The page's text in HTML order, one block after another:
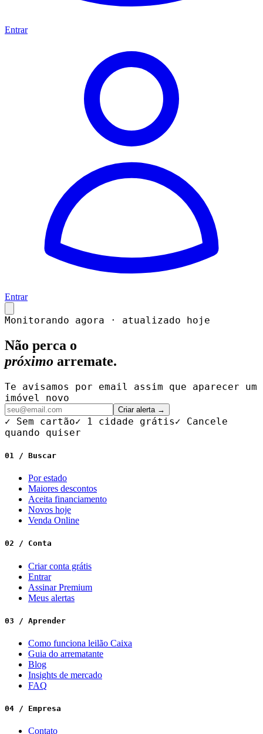
Entrar
Entrar
Monitorando agora · atualizado hoje
Não perca o
próximo arremate.
Te avisamos por email assim que aparecer um
imóvel novo
Criar alerta →
✓ Sem cartão✓ 1 cidade grátis✓ Cancele
quando quiser
01 / Buscar
Por estado
Maiores descontos
Aceita financiamento
Novos hoje
Venda Online
02 / Conta
Criar conta grátis
Entrar
Assinar Premium
Meus alertas
03 / Aprender
Como funciona leilão Caixa
Guia do arrematante
Blog
Insights de mercado
FAQ
04 / Empresa
Contato